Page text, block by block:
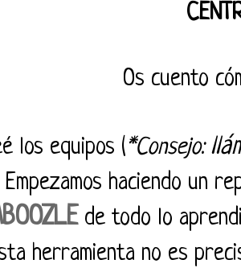
Os cuento
los equipos (*Consejo:
Empezamos haciendo un
de todo lo
herramienta no es